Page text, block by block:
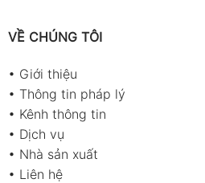
VỀ CHÚNG TÔI
• Giới thiệu
• Thông tin pháp lý
• Kênh thông tin
• Dịch vụ
• Nhà sản xuất
• Liên hệ